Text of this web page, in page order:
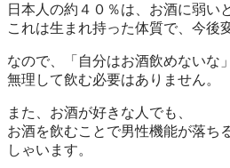
日本人の約４０％は、お酒に弱い
これは生まれ持った体質で、今後
なので、「自分はお酒飲めないな
無理して飲む必要はありません。
また、お酒が好きな人でも、
お酒を飲むことで男性機能が落ち
しゃいます。